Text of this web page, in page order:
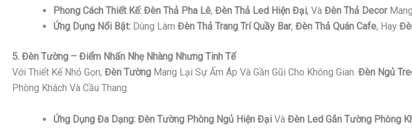
Phong Cách Thiết Kế: Đèn Thả Pha Lê, Đèn Thả Led Hiện Đại, Và Đèn Thả Decor
Ứng Dụng Nổi Bật: Dùng Làm Đèn Thả Trang Trí Quầy Bar, Đèn Thả Quán Cafe, Hay
5. Đèn Tường – Điểm Nhấn Nhẹ Nhàng Nhưng Tinh Tế
Với Thiết Kế Nhỏ Gọn, Đèn Tường Mang Lại Sự Ấm Áp Và Gần Gũi Cho Không Gian. Đèn Ngủ
Phòng Khách Và Cầu Thang.
Ứng Dụng Đa Dạng: Đèn Tường Phòng Ngủ Hiện Đại Và Đèn Led Gắn Tường Phòng